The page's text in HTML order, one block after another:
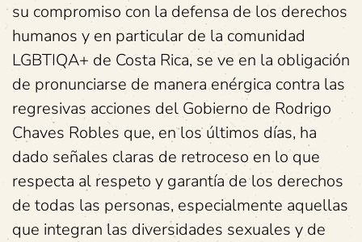
su compromiso con la defensa de los derechos
humanos y en particular de la comunidad
LGBTIQA+ de Costa Rica, se ve en la obligación
de pronunciarse de manera enérgica contra las
regresivas acciones del Gobierno de Rodrigo
Chaves Robles que, en los últimos días, ha
dado señales claras de retroceso en lo que
respecta al respeto y garantía de los derechos
de todas las personas, especialmente aquellas
que integran las diversidades sexuales y de